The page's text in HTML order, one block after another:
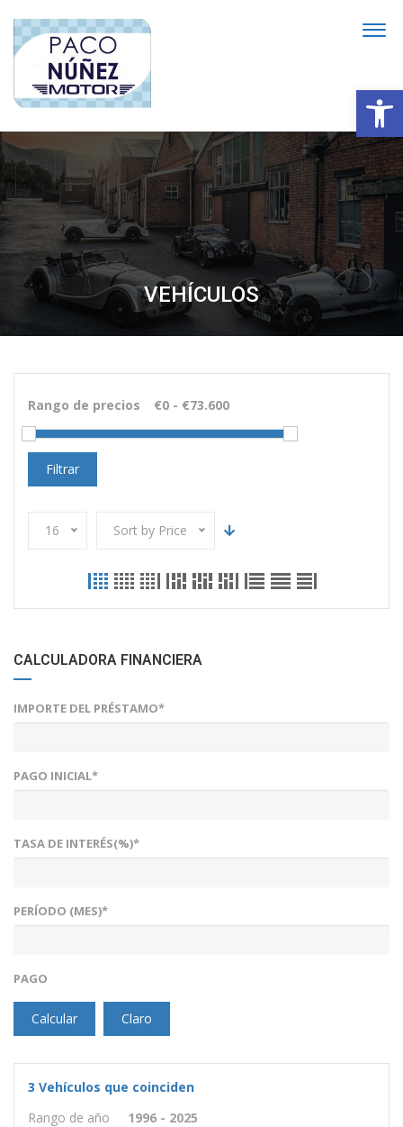
VEHÍCULOS
Rango de precios
Filtrar
16 Sort by Price
CALCULADORA FINANCIERA
IMPORTE DEL PRÉSTAMO*
PAGO INICIAL*
TASA DE INTERÉS(%)*
PERÍODO (MES)*
PAGO
Calcular Claro
3 Vehículos que coinciden
Rango de año